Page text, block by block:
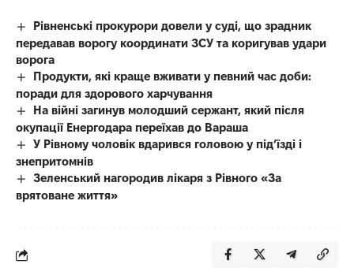
Рівненські прокурори довели у суді, що зрадник
передавав ворогу координати ЗСУ та коригував удари
ворога
Продукти, які краще вживати у певний час доби:
поради для здорового харчування
На війні загинув молодший сержант, який після
окупації Енергодара переїхав до Вараша
У Рівному чоловік вдарився головою у під’їзді і
знепритомнів
Зеленський нагородив лікаря з Рівного «За
врятоване життя»